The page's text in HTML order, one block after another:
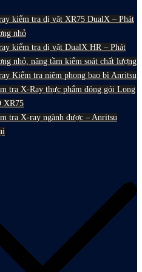
kiểm tra dị vật XR75 DualX – Phát
nhỏ
kiểm tra dị vật DualX HR – Phát
nhỏ, nâng tầm kiểm soát chất lượng
Kiểm tra niêm phong bao bì Anritsu
tra X-Ray thực phẩm đóng gói Long
XR75
tra X-ray ngành dược – Anritsu